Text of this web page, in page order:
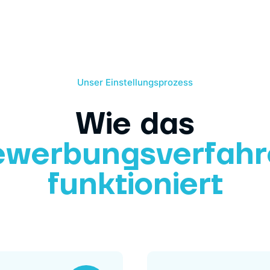
Unser Einstellungsprozess
Wie das
funktioniert